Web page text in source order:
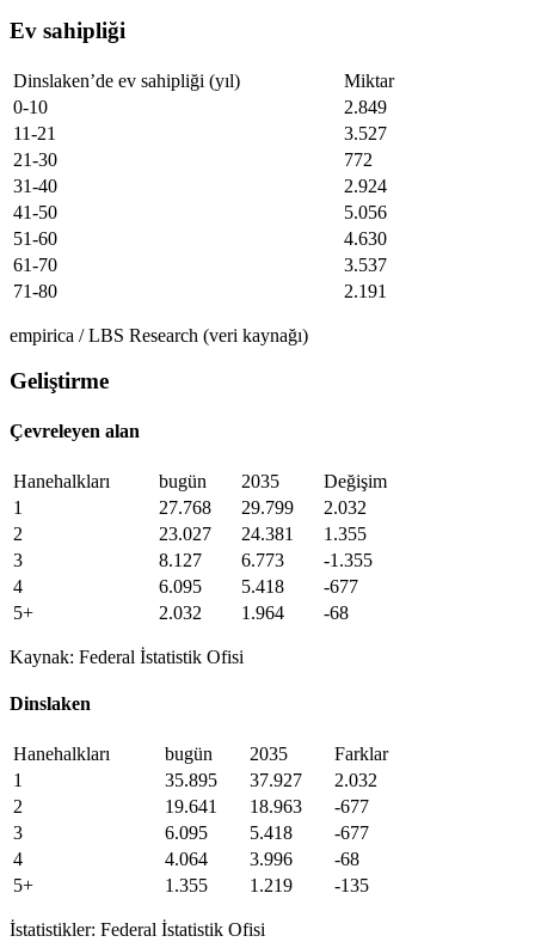
Ev sahipliği
Dinslaken’de ev sahipliği (yıl)
Miktar
0-10
2.849
11-21
3.527
21-30
772
31-40
2.924
41-50
5.056
51-60
4.630
61-70
3.537
71-80
2.191
empirica / LBS Research (veri kaynağı)
Geliştirme
Çevreleyen alan
Hanehalkları bugün 2035
Değişim
1
27.768 29.799
2.032
2
23.027 24.381
1.355
3
8.127 6.773
-1.355
4
6.095 5.418
-677
5+
2.032 1.964 -68
Kaynak: Federal İstatistik Ofisi
Dinslaken
Hanehalkları bugün 2035
Farklar
1
35.895 37.927
2.032
2
19.641 18.963
-677
3
6.095 5.418
-677
4
4.064 3.996
-68
5+
1.355 1.219 -135
İstatistikler: Federal İstatistik Ofisi